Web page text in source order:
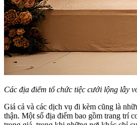
Các địa điểm tổ chức tiệc cưới lộng lẫy
Giá cả và các dịch vụ đi kèm cũng là
thận. Một số địa điểm bao gồm trang trí